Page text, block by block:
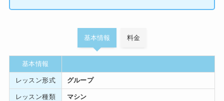
基本情報 料金
基本情報
レッスン形式 グループ
レッスン種類 マシン